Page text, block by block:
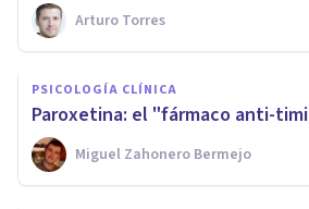
Arturo Torres
PSICOLOGÍA CLÍNICA
​Paroxetina: el "fármaco anti-
Miguel Zahonero Bermejo